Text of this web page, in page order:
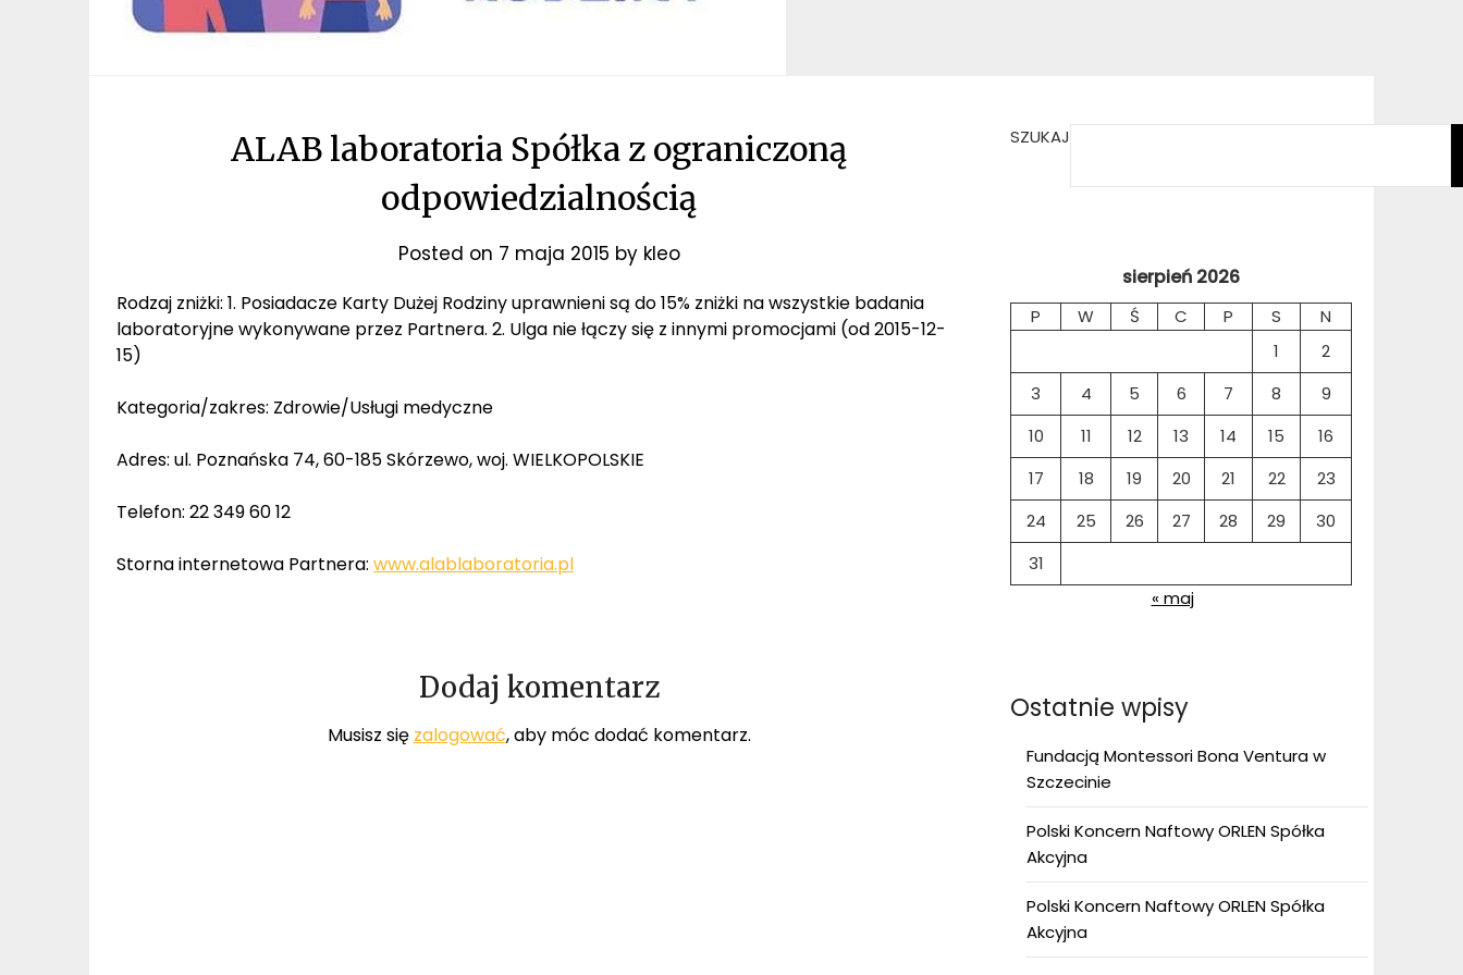
ALAB laboratoria Spółka z ograniczoną
odpowiedzialnością
Posted on 7 maja 2015 by kleo
Rodzaj zniżki: 1. Posiadacze Karty Dużej Rodziny uprawnieni są do 15% zniżki na wszystkie badania
laboratoryjne wykonywane przez Partnera. 2. Ulga nie łączy się z innymi promocjami (od 2015-12-
15)
Kategoria/zakres: Zdrowie/Usługi medyczne
Adres: ul. Poznańska 74, 60-185 Skórzewo, woj. WIELKOPOLSKIE
Telefon: 22 349 60 12
Storna internetowa Partnera: www.alablaboratoria.pl
Dodaj komentarz
Musisz się zalogować, aby móc dodać komentarz.
SZUKAJ
sierpień 2026
P W Ś C P S
N
1
2
3
4 5 6 7 8
9
10
11 12 13 14 15
16
17
18 19 20 21 22
23
24
25 26 27 28 29
30
31
« maj
Ostatnie wpisy
Fundacją Montessori Bona Ventura w
Szczecinie
Polski Koncern Naftowy ORLEN Spółka
Akcyjna
Polski Koncern Naftowy ORLEN Spółka
Akcyjna